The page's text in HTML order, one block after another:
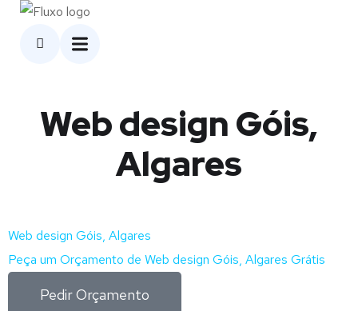
Web design Góis,
Algares
Web design Góis, Algares
Peça um Orçamento de Web design Góis, Algares Grátis
Pedir Orçamento